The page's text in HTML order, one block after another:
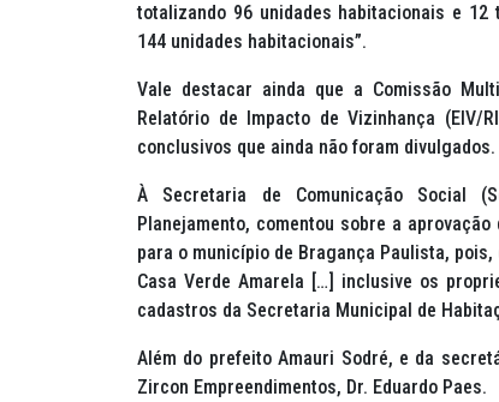
totalizando 96 unidades habitacionais e
144 unidades habitacionais”.
Vale destacar ainda que a Comissão
Relatório de Impacto de Vizinhança (EIV/
conclusivos que ainda não foram divulgados.
À Secretaria de Comunicação Social
Planejamento, comentou sobre a
para o município de Bragança Paulista,
Casa Verde Amarela […] inclusive os
cadastros da Secretaria Municipal de
Além do prefeito Amauri Sodré, e da
Zircon Empreendimentos, Dr. Eduardo Paes.